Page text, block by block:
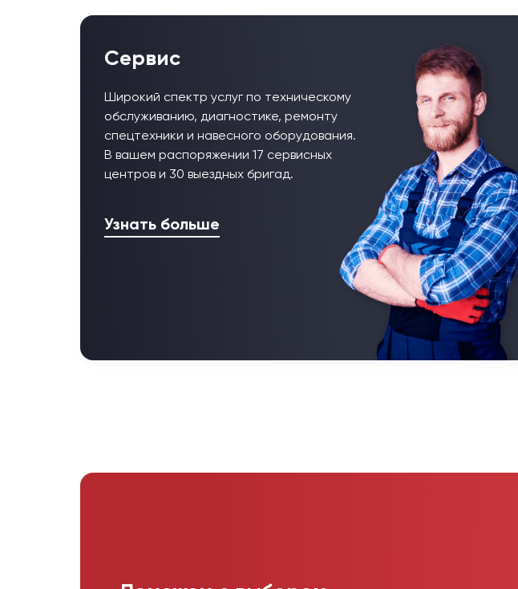
Сервис
Широкий спектр услуг по техническому
обслуживанию, диагностике, ремонту
спецтехники и навесного оборудования.
В вашем распоряжении 17 сервисных
центров и 30 выездных бригад.
Узнать больше